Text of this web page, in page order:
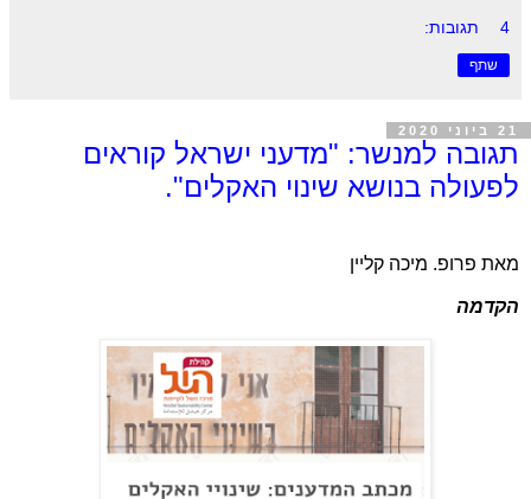
4 תגובות:
שתף
21 ביוני 2020
תגובה למנשר: "מדעני ישראל קוראים
לפעולה בנושא שינוי האקלים".
מאת פרופ. מיכה קליין
הקדמה